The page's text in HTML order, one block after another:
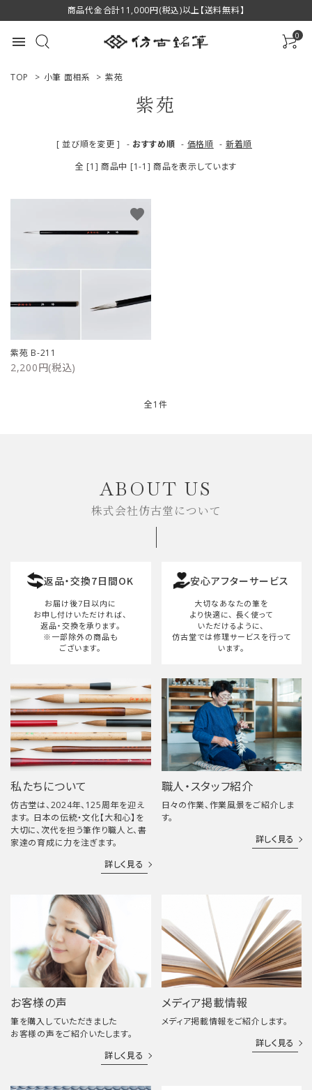
商品代金合計11,000円(税込)以上【送料無料】
menu 0
ACCOUNT MENU
プライバシーポリシー
TOP > 小筆 面相系 > 紫苑
紫苑
[ 並び順を変更 ] - おすすめ順 - 価格順 - 新着順
全 [1] 商品中 [1-1] 商品を表示しています
紫苑 B-211
2,200円(税込)
favorite
全1件
検索する
ABOUT US
株式会社仿古堂について
返品・交換7日間OK
お届け後7日以内に
お申し付けいただければ、
返品・交換を承ります。
※一部除外の商品も
ございます。
安心アフターサービス
大切なあなたの筆を
より快適に、 長く使って
いただけるように、
仿古堂では修理サービスを行って
います。
私たちについて
仿古堂は、2024年、125周年を迎え
ます。 日本の伝統・文化【大和心】を
大切に、次代を担う筆作り職人と、書
家達の育成に力を注ぎます。
詳しく見る
職人・スタッフ紹介
日々の作業、作業風景をご紹介しま
す。
詳しく見る
お客様の声
筆を購入していただきました
お客様の声をご紹介いたします。
詳しく見る
メディア掲載情報
メディア掲載情報をご紹介します。
詳しく見る